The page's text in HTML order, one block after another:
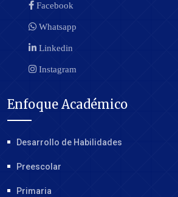
Facebook
Whatsapp
Linkedin
Instagram
Enfoque Académico
Desarrollo de Habilidades
Preescolar
Primaria